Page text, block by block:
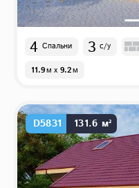
4 Спальни 3 с/у
11.9м x 9.2м
D5831 131.6 м²